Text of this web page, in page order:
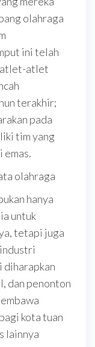
olahraga
ini telah
atlet-atlet
terakhir;
pada
tim yang
emas.
olahraga
hanya
untuk
tetapi juga
diharapkan
dan penonton
kota tuan
lainnya